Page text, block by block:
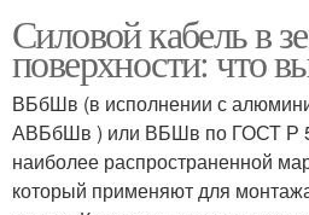
Силовой кабель в
поверхности: что
ВБбШв (в исполнении с
АВБбШв ) или ВБШв по ГОСТ Р
наиболее распространенной
который применяют для